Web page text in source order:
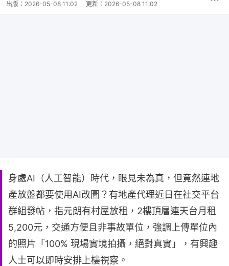
出版： 2026-05-08 11:02 更新： 2026-05-08 11:02
身處AI（人工智能）時代，眼見未為真，但竟然連地
產放盤都要使用AI改圖？有地產代理近日在社交平台
群組發帖，指元朗有村屋放租，2樓頂層連天台月租
5,200元，交通方便且非事故單位，強調上傳單位內
的照片「100% 現場實境拍攝，絕對真實」，有興趣
人士可以即時安排上樓視察。